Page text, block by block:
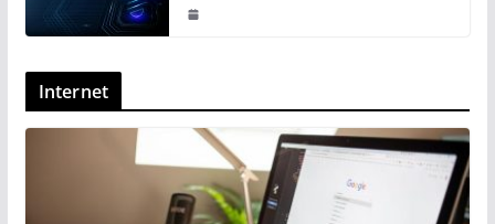
Internet